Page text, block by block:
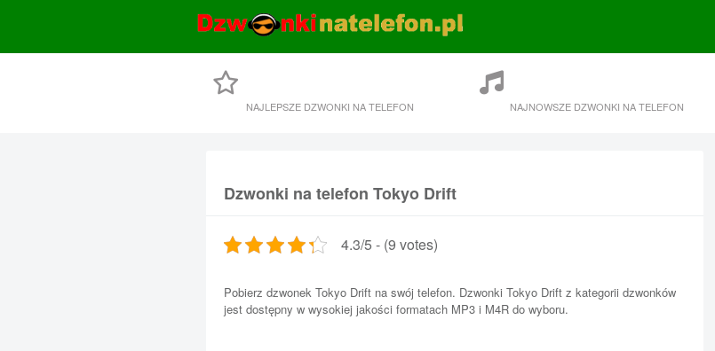
NAJLEPSZE DZWONKI NA TELEFON NAJNOWSZE DZWONKI NA TELEFON
Dzwonki na telefon Tokyo Drift
4.3/5 - (9 votes)
Pobierz dzwonek Tokyo Drift na swój telefon. Dzwonki Tokyo Drift z kategorii dzwonków
jest dostępny w wysokiej jakości formatach MP3 i M4R do wyboru.